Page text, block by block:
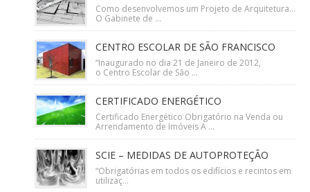
Como desenvolvemos um Projeto de Arquitetura…
O Gabinete de ...
CENTRO ESCOLAR DE SÃO FRANCISCO
“Inaugurado no dia 21 de Janeiro de 2012,
o Centro Escolar de São ...
CERTIFICADO ENERGÉTICO
Certificado Energético Obrigatório na Venda ou
Arrendamento de Imóveis A ...
SCIE – MEDIDAS DE AUTOPROTEÇÃO
“Obrigatórias em todos os edifícios e recintos em
utilizaç...